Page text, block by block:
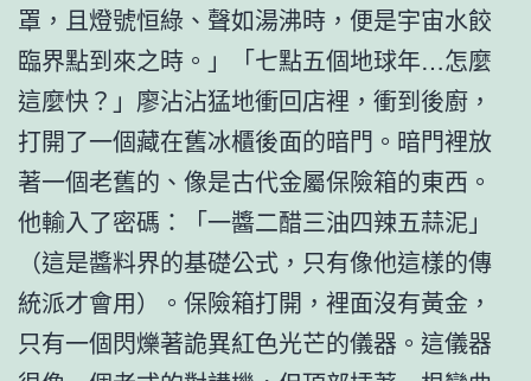
罩，且燈號恒綠、聲如湯沸時，便是宇宙水餃
臨界點到來之時。」「七點五個地球年…怎麼
這麼快？」廖沾沾猛地衝回店裡，衝到後廚，
打開了一個藏在舊冰櫃後面的暗門。暗門裡放
著一個老舊的、像是古代金屬保險箱的東西。
他輸入了密碼：「一醬二醋三油四辣五蒜泥」
（這是醬料界的基礎公式，只有像他這樣的傳
統派才會用）。保險箱打開，裡面沒有黃金，
只有一個閃爍著詭異紅色光芒的儀器。這儀器